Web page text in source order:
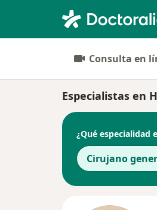
Consulta en
Especialistas en
¿Qué especialidad
Cirujano